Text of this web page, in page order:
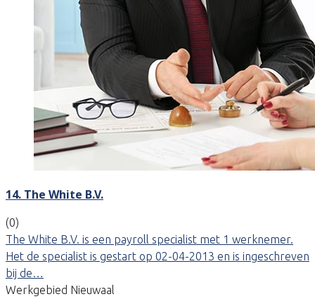
14. The White B.V.
(0)
The White B.V. is een payroll specialist met 1 werknemer.
Het de specialist is gestart op 02-04-2013 en is ingeschreven
bij de…
Werkgebied Nieuwaal